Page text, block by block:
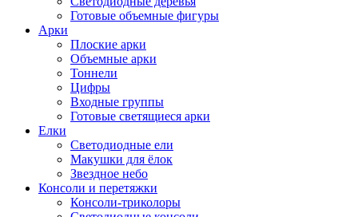
Готовые объемные фигуры
Арки
Плоские арки
Объемные арки
Тоннели
Цифры
Входные группы
Готовые светящиеся арки
Елки
Светодиодные ели
Макушки для ёлок
Звездное небо
Консоли и перетяжки
Консоли-триколоры